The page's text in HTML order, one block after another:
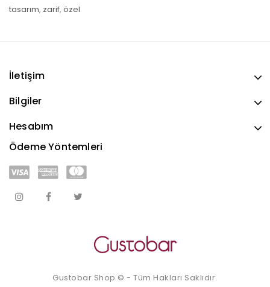
tasarım, zarif, özel
İletişim
Bilgiler
Hesabım
Ödeme Yöntemleri
Gustobar Shop © - Tüm Hakları Saklıdır.